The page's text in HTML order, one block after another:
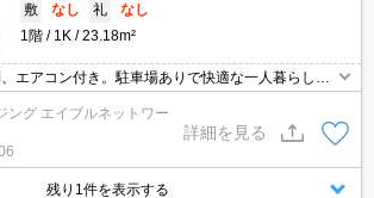
敷
なし 礼
なし
1階
1K 23.18m²
エアコン付き。駐車場ありで快適な一人暮らし
ング エイブルネットワー
詳細を見る
残り1件を表示する